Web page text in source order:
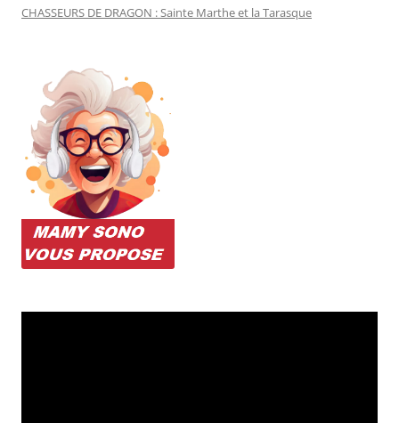
CHASSEURS DE DRAGON : Sainte Marthe et la Tarasque